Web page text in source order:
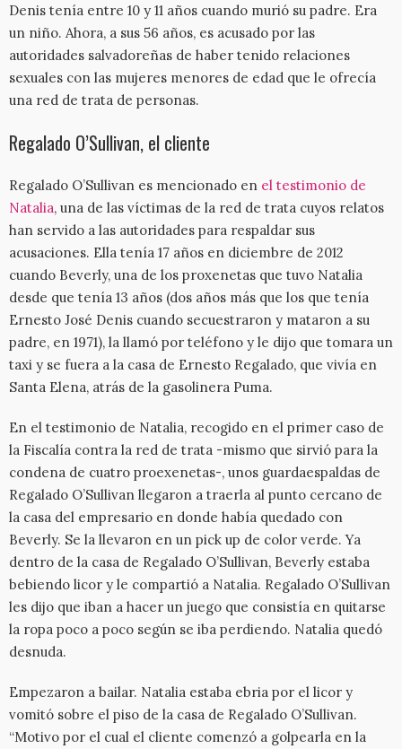
Denis tenía entre 10 y 11 años cuando murió su padre. Era
un niño. Ahora, a sus 56 años, es acusado por las
autoridades salvadoreñas de haber tenido relaciones
sexuales con las mujeres menores de edad que le ofrecía
una red de trata de personas.
Regalado O’Sullivan, el cliente
Regalado O’Sullivan es mencionado en el testimonio de
Natalia, una de las víctimas de la red de trata cuyos relatos
han servido a las autoridades para respaldar sus
acusaciones. Ella tenía 17 años en diciembre de 2012
cuando Beverly, una de los proxenetas que tuvo Natalia
desde que tenía 13 años (dos años más que los que tenía
Ernesto José Denis cuando secuestraron y mataron a su
padre, en 1971), la llamó por teléfono y le dijo que tomara un
taxi y se fuera a la casa de Ernesto Regalado, que vivía en
Santa Elena, atrás de la gasolinera Puma.
En el testimonio de Natalia, recogido en el primer caso de
la Fiscalía contra la red de trata -mismo que sirvió para la
condena de cuatro proexenetas-, unos guardaespaldas de
Regalado O’Sullivan llegaron a traerla al punto cercano de
la casa del empresario en donde había quedado con
Beverly. Se la llevaron en un pick up de color verde. Ya
dentro de la casa de Regalado O’Sullivan, Beverly estaba
bebiendo licor y le compartió a Natalia. Regalado O’Sullivan
les dijo que iban a hacer un juego que consistía en quitarse
la ropa poco a poco según se iba perdiendo. Natalia quedó
desnuda.
Empezaron a bailar. Natalia estaba ebria por el licor y
vomitó sobre el piso de la casa de Regalado O’Sullivan.
“Motivo por el cual el cliente comenzó a golpearla en la